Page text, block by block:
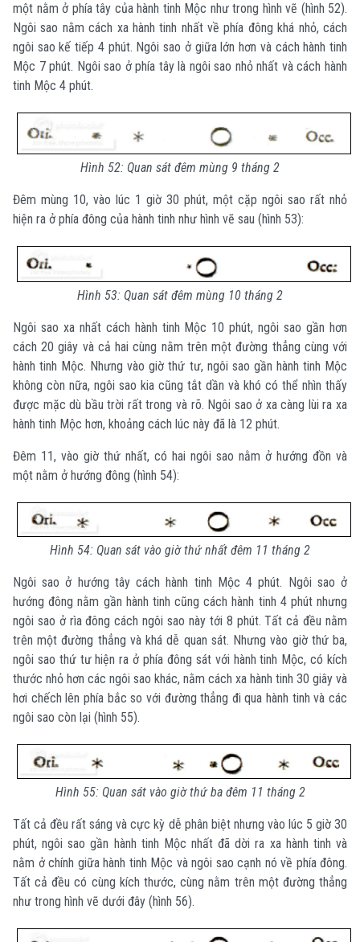
một nằm ở phía tây của hành tinh Mộc như trong hình vẽ (hình 52).
Ngôi sao nằm cách xa hành tinh nhất về phía đông khá nhỏ, cách
ngôi sao kế tiếp 4 phút. Ngôi sao ở giữa lớn hơn và cách hành tinh
Mộc 7 phút. Ngôi sao ở phía tây là ngôi sao nhỏ nhất và cách hành
tinh Mộc 4 phút.
Hình 52: Quan sát đêm mùng 9 tháng 2
Đêm mùng 10, vào lúc 1 giờ 30 phút, một cặp ngôi sao rất nhỏ
hiện ra ở phía đông của hành tinh như hình vẽ sau (hình 53):
Hình 53: Quan sát đêm mùng 10 tháng 2
Ngôi sao xa nhất cách hành tinh Mộc 10 phút, ngôi sao gần hơn
cách 20 giây và cả hai cùng nằm trên một đường thẳng cùng với
hành tinh Mộc. Nhưng vào giờ thứ tư, ngôi sao gần hành tinh Mộc
không còn nữa, ngôi sao kia cũng tắt dần và khó có thể nhìn thấy
được mặc dù bầu trời rất trong và rõ. Ngôi sao ở xa càng lùi ra xa
hành tinh Mộc hơn, khoảng cách lúc này đã là 12 phút.
Đêm 11, vào giờ thứ nhất, có hai ngôi sao nằm ở hướng đồn và
một nằm ở hướng đông (hình 54):
Hình 54: Quan sát vào giờ thứ nhất đêm 11 tháng 2
Ngôi sao ở hướng tây cách hành tinh Mộc 4 phút. Ngôi sao ở
hướng đông nằm gần hành tinh cũng cách hành tinh 4 phút nhưng
ngôi sao ở rìa đông cách ngôi sao này tới 8 phút. Tất cả đều nằm
trên một đường thẳng và khá dễ quan sát. Nhưng vào giờ thứ ba,
ngôi sao thứ tư hiện ra ở phía đông sát với hành tinh Mộc, có kích
thước nhỏ hơn các ngôi sao khác, nằm cách xa hành tinh 30 giây và
hơi chếch lên phía bắc so với đường thẳng đi qua hành tinh và các
ngôi sao còn lại (hình 55).
Hình 55: Quan sát vào giờ thứ ba đêm 11 tháng 2
Tất cả đều rất sáng và cực kỳ dễ phân biệt nhưng vào lúc 5 giờ 30
phút, ngôi sao gần hành tinh Mộc nhất đã dời ra xa hành tinh và
nằm ở chính giữa hành tinh Mộc và ngôi sao cạnh nó về phía đông.
Tất cả đều có cùng kích thước, cùng nằm trên một đường thẳng
như trong hình vẽ dưới đây (hình 56).